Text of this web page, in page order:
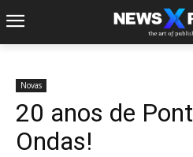
Novas
20 anos de
Ondas!